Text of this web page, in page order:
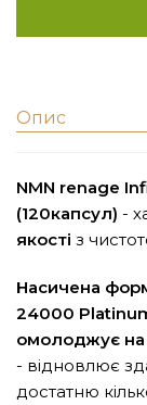
Опис
NMN renage
(120капсул) -
якості з
Насичена
24000
омолоджує на
- відновлює
достатню